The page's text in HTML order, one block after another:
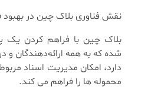
نقش فناوری بلاک ‌چین در بهبود
بلاک‌ چین با فراهم کردن یک
شده که به همه ارائه‌دهندگان و
دارد، امکان مدیریت اسناد
محموله ‌ها را فراهم می ‌کند.